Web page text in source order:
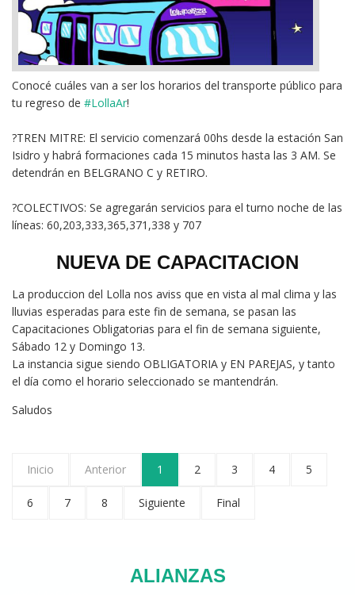
Conocé cuáles van a ser los horarios del transporte público para
tu regreso de #LollaAr!
?TREN MITRE: El servicio comenzará 00hs desde la estación San
Isidro y habrá formaciones cada 15 minutos hasta las 3 AM. Se
detendrán en BELGRANO C y RETIRO.
?COLECTIVOS: Se agregarán servicios para el turno noche de las
líneas: 60,203,333,365,371,338 y 707
NUEVA DE CAPACITACION
La produccion del Lolla nos aviss que en vista al mal clima y las
lluvias esperadas para este fin de semana, se pasan las
Capacitaciones Obligatorias para el fin de semana siguiente,
Sábado 12 y Domingo 13.
La instancia sigue siendo OBLIGATORIA y EN PAREJAS, y tanto
el día como el horario seleccionado se mantendrán.
Saludos
Inicio Anterior 1 2 3 4 5
6 7 8 Siguiente Final
ALIANZAS